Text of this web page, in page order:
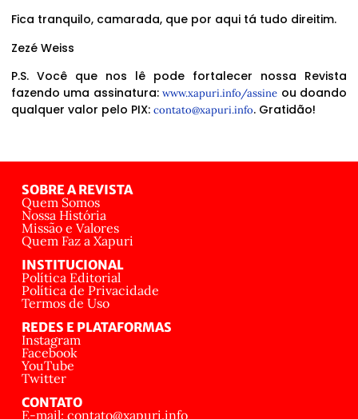
Fica tranquilo, camarada, que por aqui tá tudo direitim.
Zezé Weiss
P.S. Você que nos lê pode fortalecer nossa Revista
fazendo uma assinatura:www.xapuri.info/assine ou doando
qualquer valor pelo PIX: contato@xapuri.info. Gratidão!
SOBRE A REVISTA
Quem Somos
Nossa História
Missão e Valores
Quem Faz a Xapuri
INSTITUCIONAL
Política Editorial
Política de Privacidade
Termos de Uso
REDES E PLATAFORMAS
Instagram
Facebook
YouTube
Twitter
CONTATO
E-mail: contato@xapuri.info